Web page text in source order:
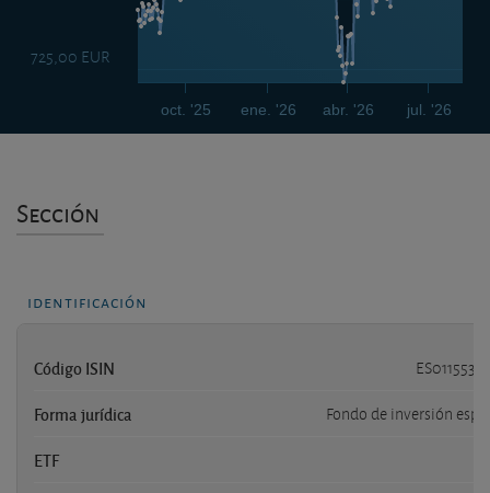
ene. '26 jul. '26
oct. '25 abr. '26
725,00 EUR
Sección
identificación
Código ISIN
Forma jurídica Fondo de inversión
ETF